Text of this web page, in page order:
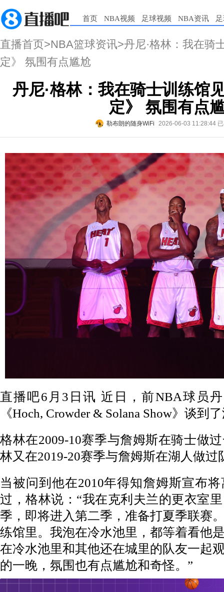
首页 NBA视频 足球视频 NBA资讯
直播首页>NBA篮球资讯>丹尼·格林：我在骑
定》 氛围有点尴尬
丹尼·格林：我在骑士训练馆
定》 氛围有点
勒布朗的随身WiFi 2026-06-03 11:28:44
直播吧6月3日讯 近日，前NBA球员
《Hoch, Crowder & Solana Show》谈到
格林在2009-10赛季与詹姆斯在骑士做
林又在2019-20赛季与詹姆斯在湖人做过
当被问到他在2010年得知詹姆斯宣布
过，格林说：“我在克利夫兰的更衣室
季，即将进入第二季，准备打夏季联赛
练馆里。我泡在冷水池里，都等着看他
在冷水池里和其他还在城里的队友一起
的一晚，氛围也有点尴尬和奇怪。”